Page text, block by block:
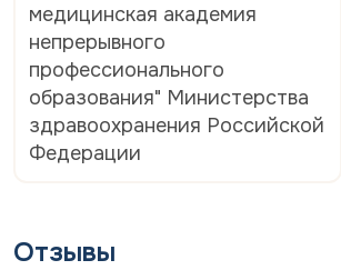
медицинская академия
непрерывного
профессионального
образования" Министерства
здравоохранения Российской
Федерации
Отзывы